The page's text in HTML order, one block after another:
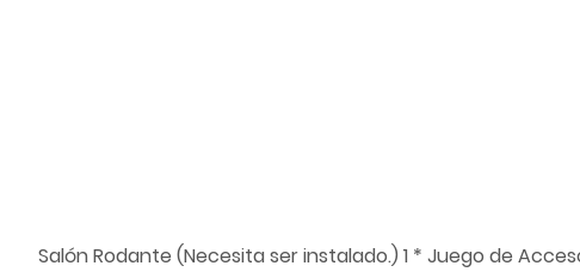
Salón Rodante (Necesita ser instalado.) 1 * Juego de